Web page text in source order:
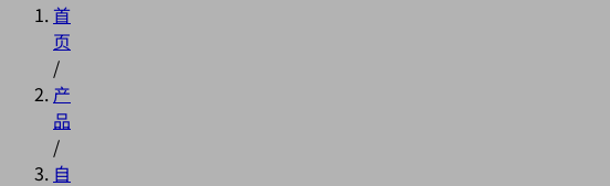
首
页
/
产
品
/
自